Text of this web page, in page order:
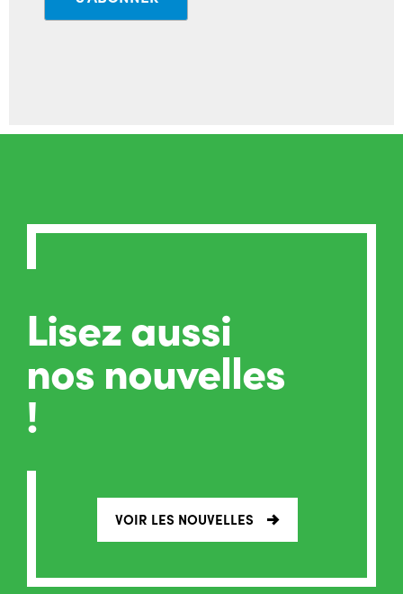
Lisez aussi
nos nouvelles
!
VOIR LES NOUVELLES